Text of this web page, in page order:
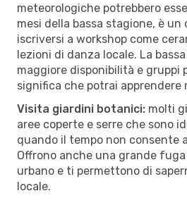
meteorologiche potrebbero
mesi della bassa stagione, è
iscriversi a workshop come
lezioni di danza locale. La
maggiore disponibilità e gruppi
significa che potrai apprendere
Visita giardini botanici: molti
aree coperte e serre che sono
quando il tempo non consente
Offrono anche una grande
urbano e ti permettono di
locale.